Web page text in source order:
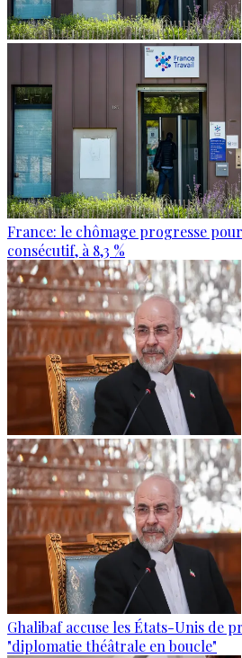
France: le chômage progresse
consécutif, à 8,3 %
Ghalibaf accuse les États-Unis de
"diplomatie théâtrale en boucle"